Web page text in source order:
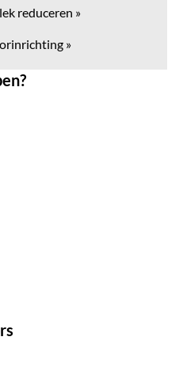
reduceren »
»